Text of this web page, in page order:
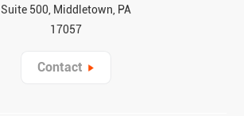
Suite 500, Middletown, PA
17057
Contact